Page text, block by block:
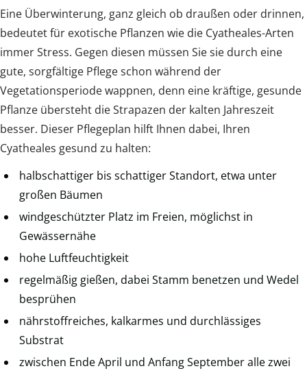
Eine Überwinterung, ganz gleich ob draußen oder drinnen,
bedeutet für exotische Pflanzen wie die Cyatheales-Arten
immer Stress. Gegen diesen müssen Sie sie durch eine
gute, sorgfältige Pflege schon während der
Vegetationsperiode wappnen, denn eine kräftige, gesunde
Pflanze übersteht die Strapazen der kalten Jahreszeit
besser. Dieser Pflegeplan hilft Ihnen dabei, Ihren
Cyatheales gesund zu halten:
halbschattiger bis schattiger Standort, etwa unter
großen Bäumen
windgeschützter Platz im Freien, möglichst in
Gewässernähe
hohe Luftfeuchtigkeit
regelmäßig gießen, dabei Stamm benetzen und Wedel
besprühen
nährstoffreiches, kalkarmes und durchlässiges
Substrat
zwischen Ende April und Anfang September alle zwei